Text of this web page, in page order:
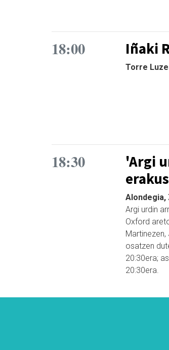
18:00 Iñaki
Torre
18:30
'Argi
Alondegia,
Argi urdin
Oxford
osatzen
20:30era;
20:30era.